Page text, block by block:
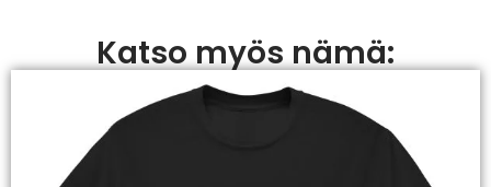
Katso myös nämä: